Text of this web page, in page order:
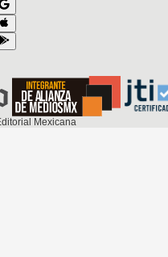
Mexicana